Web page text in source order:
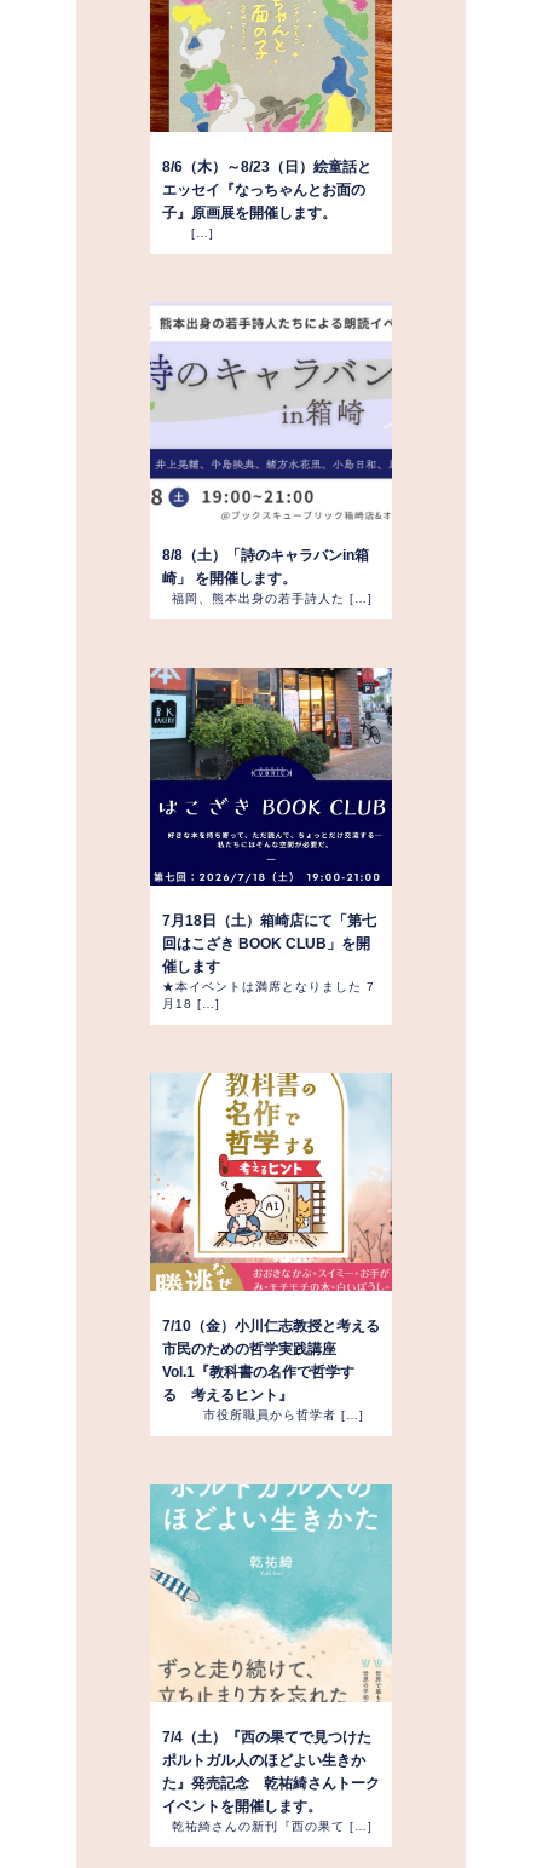
8/6（木）～8/23（日）絵童話と
エッセイ『なっちゃんとお面の
子』原画展を開催します。
[…]
8/8（土）「詩のキャラバンin箱
崎」 を開催します。
福岡、熊本出身の若手詩人た […]
7月18日（土）箱崎店にて「第七
回はこざき BOOK CLUB」を開
催します
★本イベントは満席となりました 7
月18 […]
7/10（金）小川仁志教授と考える
市民のための哲学実践講座
Vol.1『教科書の名作で哲学す
る 考えるヒント』
市役所職員から哲学者 […]
7/4（土）『西の果てで見つけた
ポルトガル人のほどよい生きか
た』発売記念 乾祐綺さんトーク
イベントを開催します。
乾祐綺さんの新刊『西の果て […]